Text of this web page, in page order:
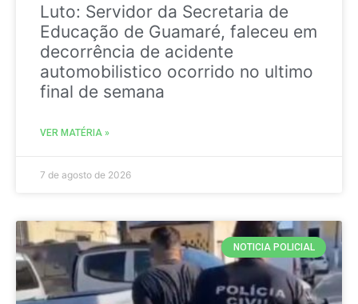
Luto: Servidor da Secretaria de
Educação de Guamaré, faleceu em
decorrência de acidente
automobilistico ocorrido no ultimo
final de semana
VER MATÉRIA »
7 de agosto de 2026
NOTICIA POLICIAL